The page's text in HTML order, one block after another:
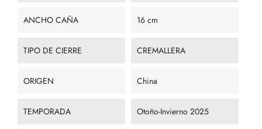
ANCHO CAÑA 16 cm
TIPO DE CIERRE CREMALLERA
ORIGEN China
TEMPORADA Otoño-Invierno 2025